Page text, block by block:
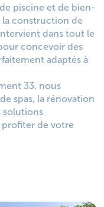
piscine et de bien-
la construction de
dans tout le
concevoir des
adaptés à
33, nous
spas, la rénovation
solutions
profiter de votre